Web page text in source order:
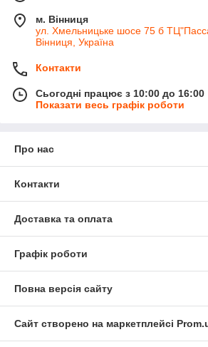
м. Вінниця
ул. Хмельницьке шосе 75 б
Вінниця, Україна
Контакти
Сьогодні працює з 10:00 до 16:00
Показати весь графік роботи
Про нас
Контакти
Доставка та оплата
Графік роботи
Повна версія сайту
Сайт створено на маркетплейсі